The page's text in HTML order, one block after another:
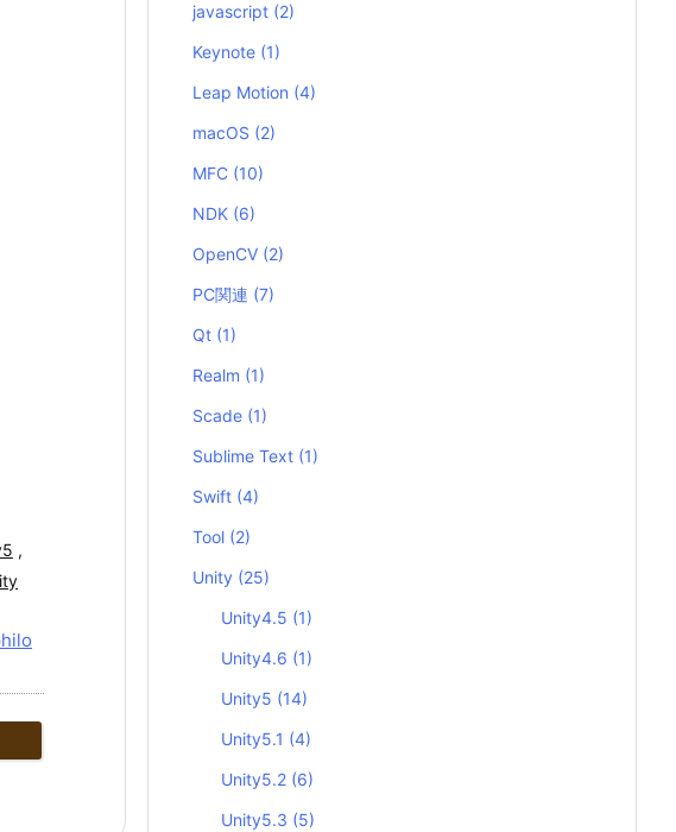
,
javascript (2)
Keynote (1)
Leap Motion (4)
macOS (2)
MFC (10)
NDK (6)
OpenCV (2)
PC関連 (7)
Qt (1)
Realm (1)
Scade (1)
Sublime Text (1)
Swift (4)
Tool (2)
Unity (25)
Unity4.5 (1)
Unity4.6 (1)
Unity5 (14)
Unity5.1 (4)
Unity5.2 (6)
Unity5.3 (5)